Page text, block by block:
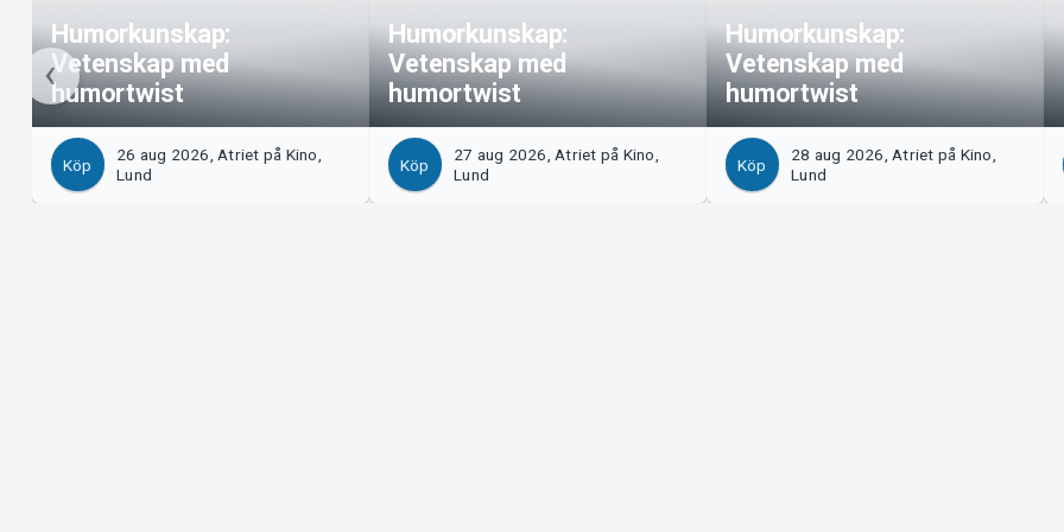
Humorkunskap:
Vetenskap med
humortwist
Köp
26 aug 2026, Atriet på Kino,
Lund
Humorkunskap:
Vetenskap med
humortwist
Köp
27 aug 2026, Atriet på Kino,
Lund
Humorkunskap:
Vetenskap med
humortwist
Köp
28 aug 2026, Atriet på Kino,
Lund